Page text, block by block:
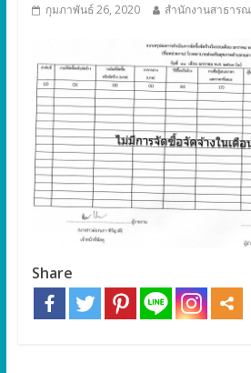
กุมภาพันธ์ 26, 2020 สำนักงานสาธาร
Share